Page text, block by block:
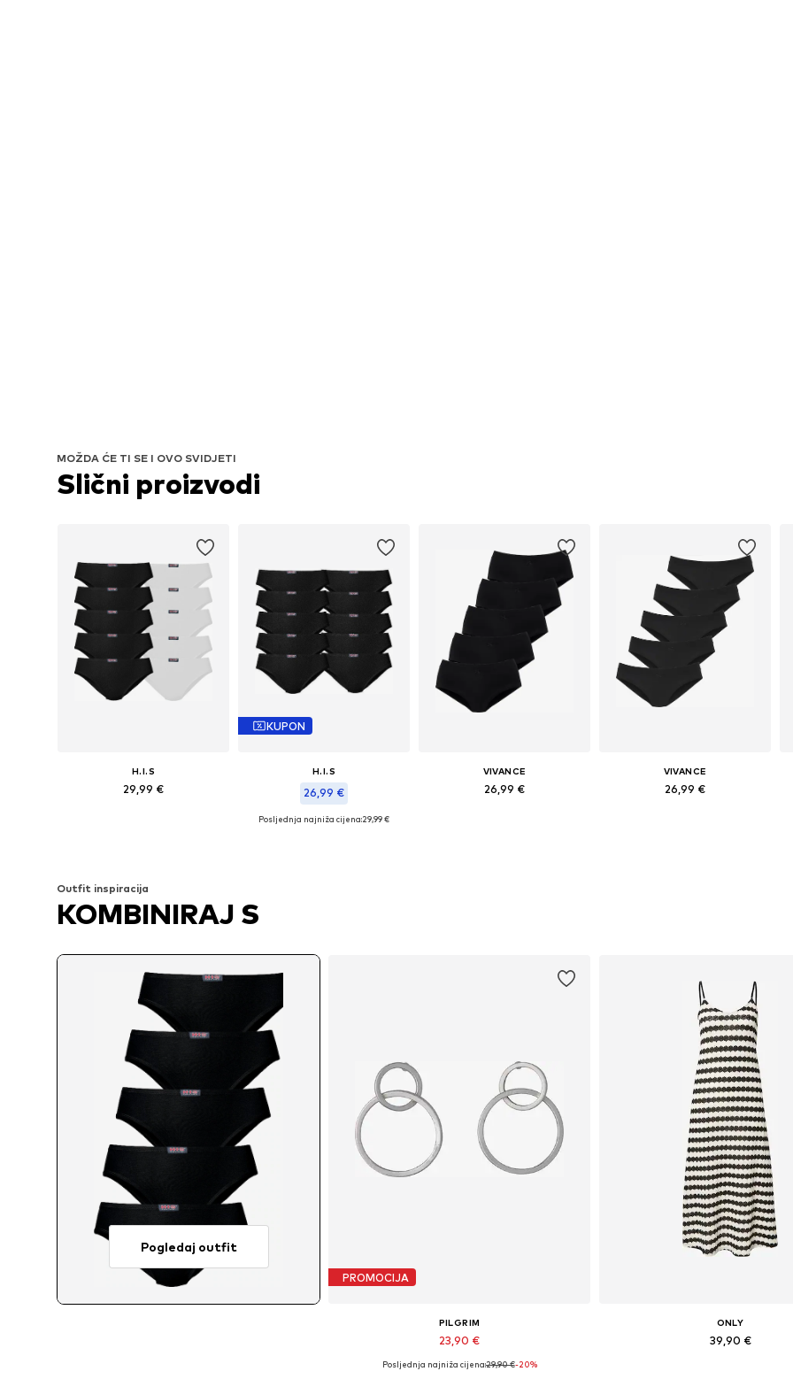
MOŽDA ĆE TI SE I OVO SVIDJETI
Slični proizvodi
H.I.S
29,99 €
KUPON
H.I.S
26,99 €
Dostupne veličine: S, L, XL, XXXL
Posljednja najniža cijena:29,99 €
VIVANCE
26,99 €
VIVANCE
26,99 €
Outfit inspiracija
KOMBINIRAJ S
Pogledaj outfit
PROMOCIJA
PILGRIM
23,90 €
Dostupne veličine: One Size
Posljednja najniža cijena:29,90 €-20%
ONLY
39,90 €